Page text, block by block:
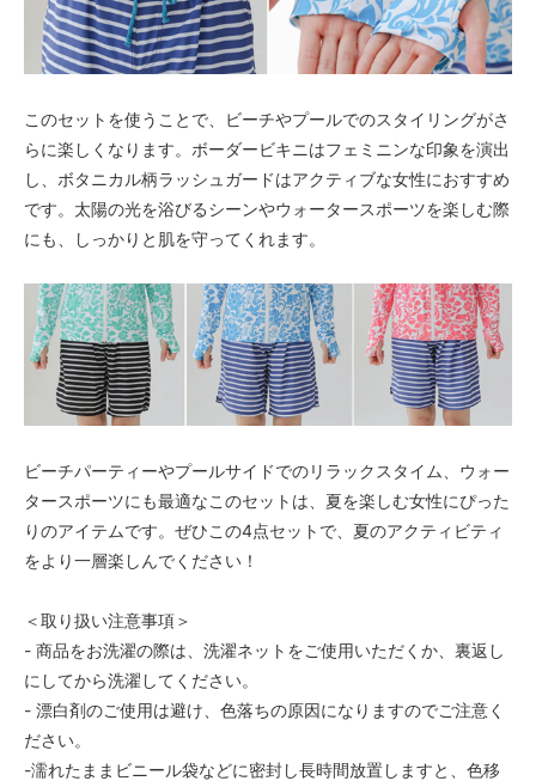
このセットを使うことで、ビーチやプールでのスタイリングがさ
らに楽しくなります。ボーダービキニはフェミニンな印象を演出
し、ボタニカル柄ラッシュガードはアクティブな女性におすすめ
です。太陽の光を浴びるシーンやウォータースポーツを楽しむ際
にも、しっかりと肌を守ってくれます。
ビーチパーティーやプールサイドでのリラックスタイム、ウォー
タースポーツにも最適なこのセットは、夏を楽しむ女性にぴった
りのアイテムです。ぜひこの4点セットで、夏のアクティビティ
をより一層楽しんでください！
＜取り扱い注意事項＞
- 商品をお洗濯の際は、洗濯ネットをご使用いただくか、裏返し
にしてから洗濯してください。
- 漂白剤のご使用は避け、色落ちの原因になりますのでご注意く
ださい。
-濡れたままビニール袋などに密封し長時間放置しますと、色移